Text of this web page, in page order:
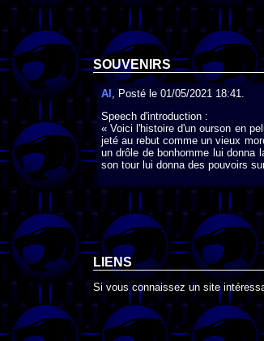
SOUVENIRS
Al
, Posté le 01/05/2021 18:41.
Speech d'introduction :
« Voici l'histoire d'un ourson en
jeté au rebut comme un vieux
un drôle de bonhomme lui donna
son tour lui donna des pouvoirs
LIENS
Si vous connaissez un site